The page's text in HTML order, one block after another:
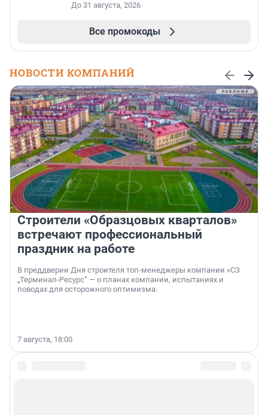
До 31 августа, 2026
Все промокоды
НОВОСТИ КОМПАНИЙ
Строители «Образцовых кварталов»
встречают профессиональный
праздник на работе
В преддверии Дня строителя топ-менеджеры компании «СЗ
„Терминал-Ресурс“ — о планах компании, испытаниях и
поводах для осторожного оптимизма.
7 августа, 18:00